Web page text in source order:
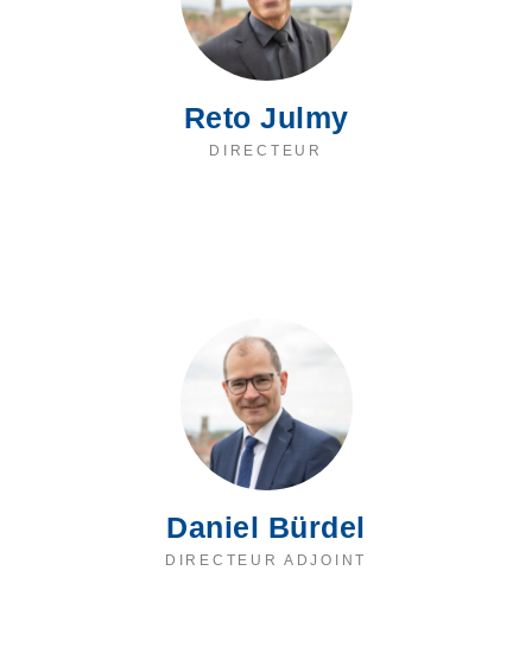
Reto Julmy
DIRECTEUR
Daniel Bürdel
DIRECTEUR ADJOINT